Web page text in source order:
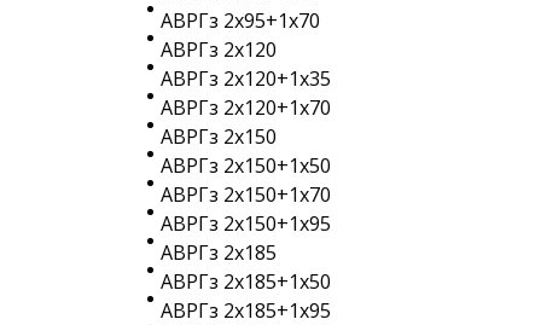
АВРГз 2х95+1х70
АВРГз 2х120
АВРГз 2х120+1х35
АВРГз 2х120+1х70
АВРГз 2х150
АВРГз 2х150+1х50
АВРГз 2х150+1х70
АВРГз 2х150+1х95
АВРГз 2х185
АВРГз 2х185+1х50
АВРГз 2х185+1х95